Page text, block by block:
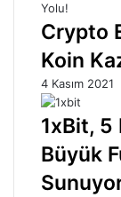
Crypto
Koin
4 Kasım 2021
1xBit, 5
Büyük